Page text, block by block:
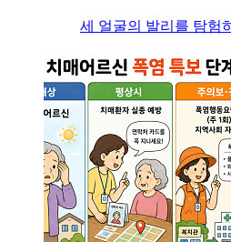
세 얼굴의 발리를 탐험